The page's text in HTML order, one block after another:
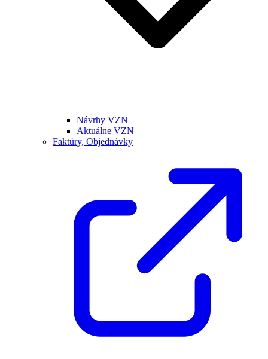
Návrhy VZN
Aktuálne VZN
Faktúry, Objednávky